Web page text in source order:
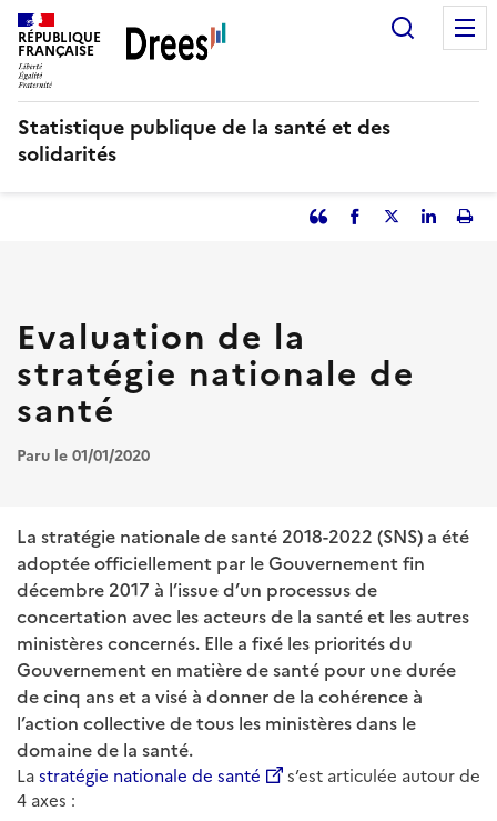
Aller
au
contenu
principal
RÉPUBLIQUE
FRANÇAISE
Statistique publique de la santé et des
solidarités
PartagerFacebook
Partager
Partager
Evaluation de la
stratégie nationale de
santé
Paru le 01/01/2020
La stratégie nationale de santé 2018-2022 (SNS) a été
adoptée officiellement par le Gouvernement fin
décembre 2017 à l’issue d’un processus de
concertation avec les acteurs de la santé et les autres
ministères concernés. Elle a fixé les priorités du
Gouvernement en matière de santé pour une durée
de cinq ans et a visé à donner de la cohérence à
l’action collective de tous les ministères dans le
domaine de la santé.
Lastratégie nationale de santé
s’est articulée autour de
4 axes :